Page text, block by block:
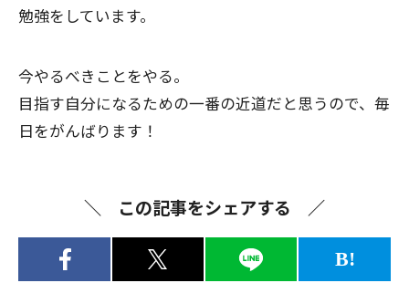
勉強をしています。
今やるべきことをやる。
目指す自分になるための一番の近道だと思うので、毎
日をがんばります！
この記事をシェアする
B!